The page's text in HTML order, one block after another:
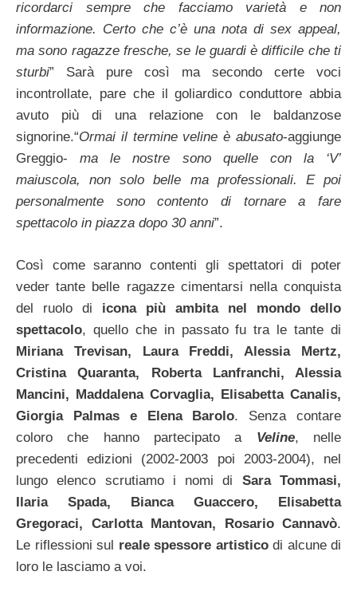
ricordarci sempre che facciamo varietà e non
informazione. Certo che c’è una nota di sex appeal,
ma sono ragazze fresche, se le guardi è difficile che ti
sturbi” Sarà pure così ma secondo certe voci
incontrollate, pare che il goliardico conduttore abbia
avuto più di una relazione con le baldanzose
signorine.“Ormai il termine veline è abusato-aggiunge
Greggio-ma le nostre sono quelle con la ‘V’
maiuscola, non solo belle ma professionali. E poi
personalmente sono contento di tornare a fare
spettacolo in piazza dopo 30 anni”.
Così come saranno contenti gli spettatori di poter
veder tante belle ragazze cimentarsi nella conquista
del ruolo di icona più ambita nel mondo dello
spettacolo, quello che in passato fu tra le tante di
Miriana Trevisan, Laura Freddi, Alessia Mertz,
Cristina Quaranta, Roberta Lanfranchi, Alessia
Mancini, Maddalena Corvaglia, Elisabetta Canalis,
Giorgia Palmas e Elena Barolo. Senza contare
coloro che hanno partecipato a Veline, nelle
precedenti edizioni (2002-2003 poi 2003-2004), nel
lungo elenco scrutiamo i nomi di Sara Tommasi,
Ilaria Spada, Bianca Guaccero, Elisabetta
Gregoraci, Carlotta Mantovan, Rosario Cannavò.
Le riflessioni sul reale spessore artisticodi alcune di
loro le lasciamo a voi.